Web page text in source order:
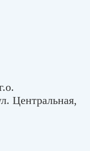
Центральная,